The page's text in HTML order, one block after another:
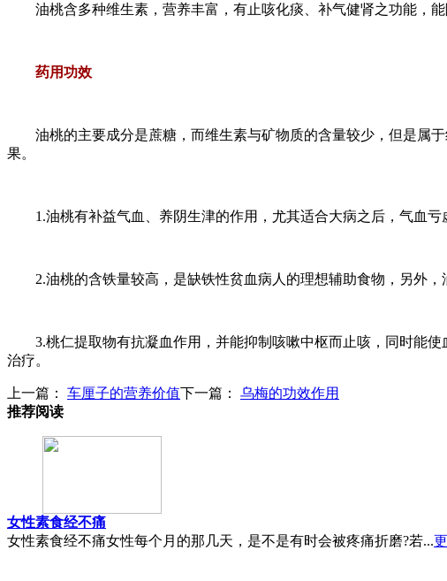
油桃含多种维生素，营养丰富，有止咳化痰、补气健肾之功能，能
药用功效
油桃的主要成分是蔗糖，而维生素与矿物质的含量较少，但是属于
果。
1.油桃有补益气血、养阴生津的作用，尤其适合大病之后，气血亏
2.油桃的含铁量较高，是缺铁性贫血病人的理想辅助食物，另外，
3.桃仁提取物有抗凝血作用，并能抑制咳嗽中枢而止咳，同时能使
治疗。
上一篇： 车厘子的营养价值下一篇： 乌梅的功效作用
推荐阅读
女性素食经不痛
女性素食经不痛女性每个月的那几天，是不是有时会被疼痛折磨?若...